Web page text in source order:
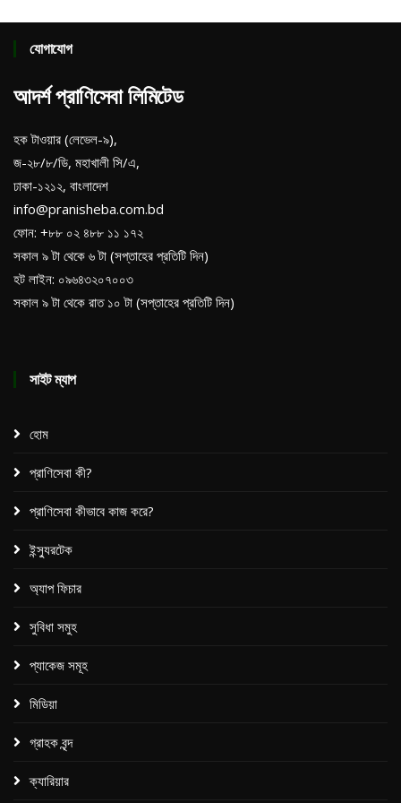
যোগাযোগ
আদর্শ প্রাণিসেবা লিমিটেড
হক টাওয়ার (লেভেল-৯),
জ-২৮/৮/ডি, মহাখালী সি/এ,
ঢাকা-১২১২, বাংলাদেশ
info@pranisheba.com.bd
ফোন: +৮৮ ০২ ৪৮৮ ১১ ১৭২
সকাল ৯ টা থেকে ৬ টা (সপ্তাহের প্রতিটি দিন)
হট লাইন: ০৯৬৪৩২০৭০০৩
সকাল ৯ টা থেকে রাত ১০ টা (সপ্তাহের প্রতিটি দিন)
সাইট ম্যাপ
হোম
প্রাণিসেবা কী?
প্রাণিসেবা কীভাবে কাজ করে?
ইন্স্যুরটেক
অ্যাপ ফিচার
সুবিধা সমুহ
প্যাকেজ সমূহ​
মিডিয়া
গ্রাহক বৃন্দ
ক্যারিয়ার